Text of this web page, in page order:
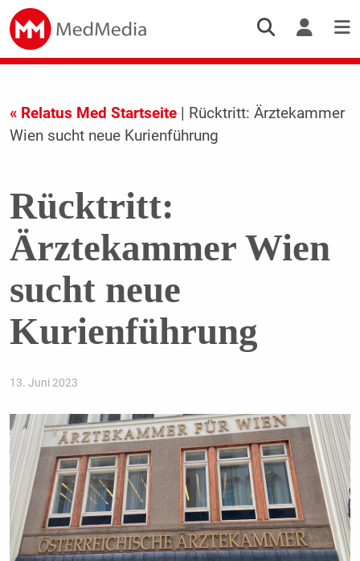
« Relatus Med Startseite| Rücktritt: Ärztekammer
Wien sucht neue Kurienführung
Rücktritt:
Ärztekammer Wien
sucht neue
Kurienführung
13. Juni 2023